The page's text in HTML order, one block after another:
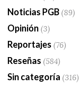
Noticias PGB(89)
Opinión (3)
Reportajes (76)
Reseñas (584)
Sin categoría (316)